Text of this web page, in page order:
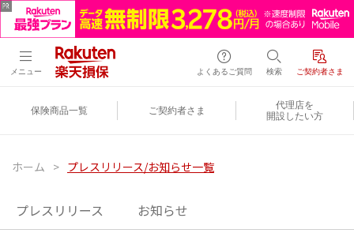
メニュー よくあるご質問 検索 ご契約者さま
保険商品一覧 ご契約者さま
代理店を
開設したい方
ホーム > プレスリリース/お知らせ一覧
プレスリリース お知らせ